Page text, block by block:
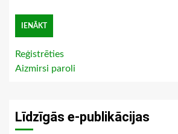
Reģistrēties
Aizmirsi paroli
Līdzīgās e-publikācijas